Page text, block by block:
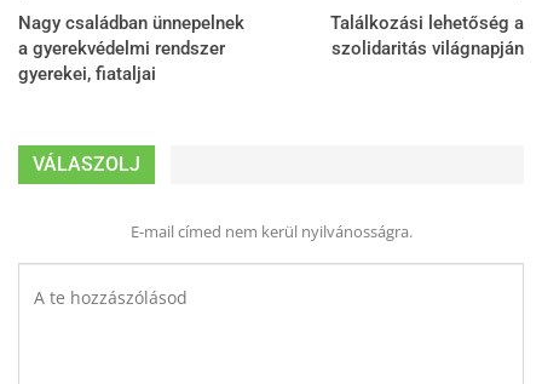
Nagy családban ünnepelnek
a gyerekvédelmi rendszer
gyerekei, fiataljai
Találkozási lehetőség a
szolidaritás világnapján
VÁLASZOLJ
E-mail címed nem kerül nyilvánosságra.